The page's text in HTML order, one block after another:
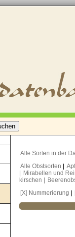
Alle Sorten in der
Alle Obstsorten
Mirabellen und
kirschen
[X] Nummerierung